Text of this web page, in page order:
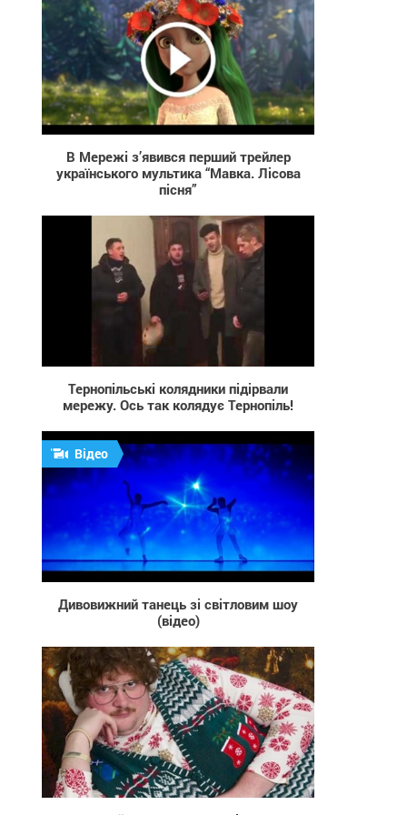
617
В Мережі з’явився перший трейлер
українського мультика “Мавка. Лісова
пісня”
Тернопільські колядники підірвали
мережу. Ось так колядує Тернопіль!
489
Відео
Дивовижний танець зі світловим шоу
(відео)
1 206